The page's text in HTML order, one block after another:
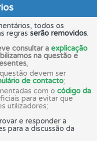
todos os
regras serão removidos.
consultar a explicação
na questão e
;
devem ser
de contacto;
com o código da
para evitar que
utilizadores;
e responder a
para a discussão da